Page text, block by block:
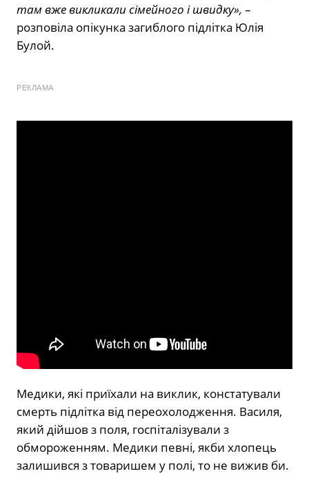
там вже викликали сімейного і швидку», –
розповіла опікунка загиблого підлітка Юлія
Булой.
РЕКЛАМА
Медики, які приїхали на виклик, констатували
смерть підлітка від переохолодження. Василя,
який дійшов з поля, госпіталізували з
обмороженням. Медики певні, якби хлопець
залишився з товаришем у полі, то не вижив би.